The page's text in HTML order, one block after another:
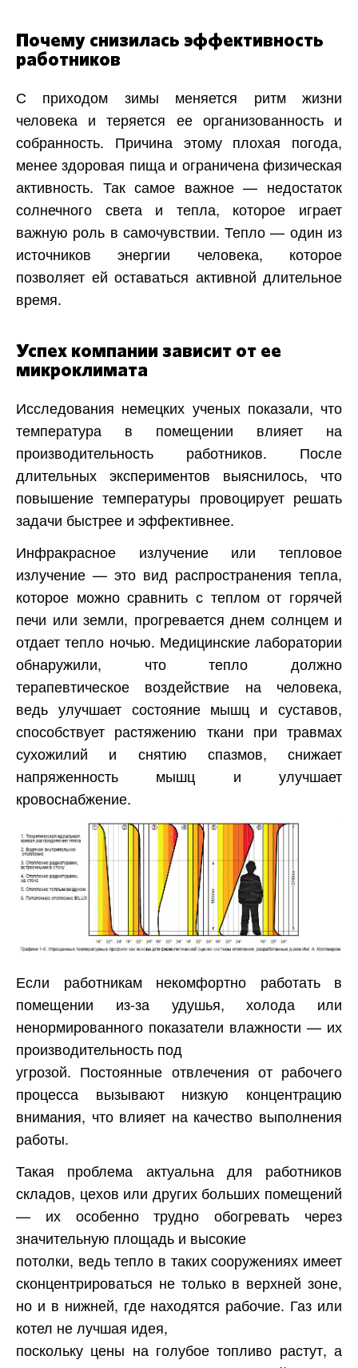
Почему снизилась эффективность
работников
С приходом зимы меняется ритм жизни
человека и теряется ее организованность и
собранность. Причина этому плохая погода,
менее здоровая пища и ограничена физическая
активность. Так самое важное — недостаток
солнечного света и тепла, которое играет
важную роль в самочувствии. Тепло — один из
источников энергии человека, которое
позволяет ей оставаться активной длительное
время.
Успех компании зависит от ее
микроклимата
Исследования немецких ученых показали, что
температура в помещении влияет на
производительность работников. После
длительных экспериментов выяснилось, что
повышение температуры провоцирует решать
задачи быстрее и эффективнее.
Инфракрасное излучение или тепловое
излучение — это вид распространения тепла,
которое можно сравнить с теплом от горячей
печи или земли, прогревается днем ​​солнцем и
отдает тепло ночью. Медицинские лаборатории
обнаружили, что тепло должно
терапевтическое воздействие на человека,
ведь улучшает состояние мышц и суставов,
способствует растяжению ткани при травмах
сухожилий и снятию спазмов, снижает
напряженность мышц и улучшает
кровоснабжение.
Если работникам некомфортно работать в
помещении из-за удушья, холода или
ненормированного показатели влажности — их
производительность под
угрозой. Постоянные отвлечения от рабочего
процесса вызывают низкую концентрацию
внимания, что влияет на качество выполнения
работы.
Такая проблема актуальна для работников
складов, цехов или других больших помещений
— их особенно трудно обогревать через
значительную площадь и высокие
потолки, ведь тепло в таких сооружениях имеет
сконцентрироваться не только в верхней зоне,
но и в нижней, где находятся рабочие. Газ или
котел не лучшая идея,
поскольку цены на голубое топливо растут, а